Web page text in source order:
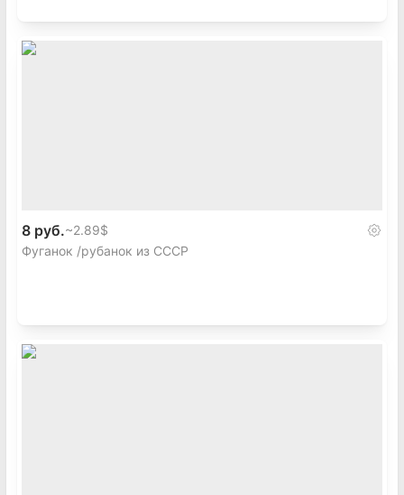
8 руб.~2.89$
Фуганок /рубанок из СССР